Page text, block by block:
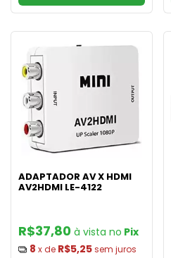
ADAPTADOR AV X HDMI
AV2HDMI LE-4122
R$37,80
Pix
8 x de R$5,25sem juros